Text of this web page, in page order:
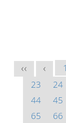
<< < 1
23
24
44
45
65
66